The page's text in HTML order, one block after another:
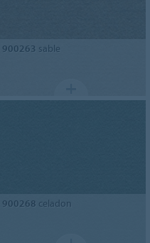
900263 sable
900268 celadon